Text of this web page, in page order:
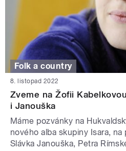
Folk a country
8. listopad 2022
Zveme na Žofii
i Janouška
Máme pozvánky na
nového alba skupiny Isara,
Slávka Janouška, Petra